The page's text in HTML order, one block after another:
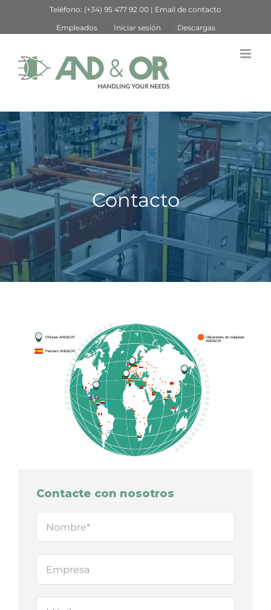
Teléfono: (+34) 95 477 92 00 | Email de contacto
Empleados
Iniciar sesión Descargas
Contacto
Oficinas AND&OR
Partners AND&OR
Ubicaciones de máquinas
AND&OR
Contacte con nosotros